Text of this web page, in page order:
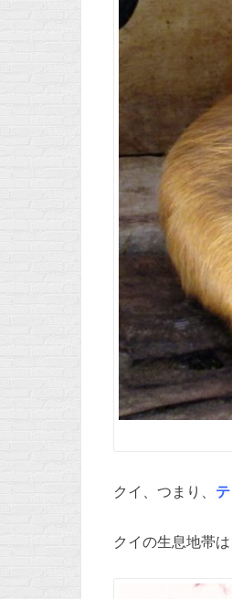
クイ、つまり、
クイの生息地帯